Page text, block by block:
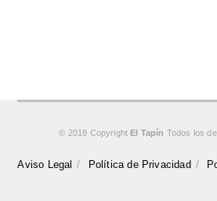
© 2018 Copyright El Tapín Todos los
Aviso Legal Política de Privacidad